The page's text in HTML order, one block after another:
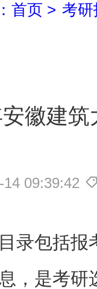
首页 > 考研
徽建
14 09:39:42
录包括报
，是考研